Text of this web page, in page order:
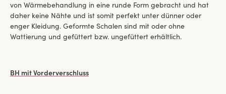
von Wärmebehandlung in eine runde Form gebracht und hat
daher keine Nähte und ist somit perfekt unter dünner oder
enger Kleidung. Geformte Schalen sind mit oder ohne
Wattierung und gefüttert bzw. ungefüttert erhältlich.
BH mit Vorderverschluss